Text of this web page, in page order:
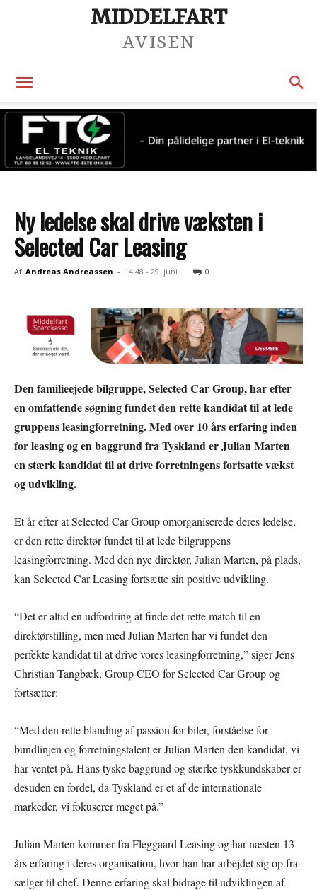
MIDDELFART
AVISEN
Ny ledelse skal drive væksten i
Selected Car Leasing
Af Andreas Andreassen - 14:48 - 29. juni 0
Den familieejede bilgruppe, Selected Car Group, har efter
en omfattende søgning fundet den rette kandidat til at lede
gruppens leasingforretning. Med over 10 års erfaring inden
for leasing og en baggrund fra Tyskland er Julian Marten
en stærk kandidat til at drive forretningens fortsatte vækst
og udvikling.
Et år efter at Selected Car Group omorganiserede deres ledelse,
er den rette direktør fundet til at lede bilgruppens
leasingforretning. Med den nye direktør, Julian Marten, på plads,
kan Selected Car Leasing fortsætte sin positive udvikling.
“Det er altid en udfordring at finde det rette match til en
direktørstilling, men med Julian Marten har vi fundet den
perfekte kandidat til at drive vores leasingforretning,” siger Jens
Christian Tangbæk, Group CEO for Selected Car Group og
fortsætter:
“Med den rette blanding af passion for biler, forståelse for
bundlinjen og forretningstalent er Julian Marten den kandidat, vi
har ventet på. Hans tyske baggrund og stærke tyskkundskaber er
desuden en fordel, da Tyskland er et af de internationale
markeder, vi fokuserer meget på.”
Julian Marten kommer fra Fleggaard Leasing og har næsten 13
års erfaring i deres organisation, hvor han har arbejdet sig op fra
sælger til chef. Denne erfaring skal bidrage til udviklingen af